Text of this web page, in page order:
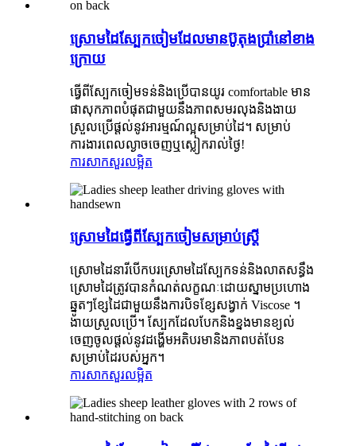
ស្រោមដៃស្បែកចៀមដែលមានប៊ូតុងប្រាំនៅខាង
ក្រោយ
ធ្វើពីស្បែកចៀមទន់និងប្រើបានយូរ comfortable មាន
ផាសុកភាពបំផុតជាមួយនឹងភាពសមរលុងនិងងាយ
ស្រួលប្រើផ្តល់នូវអារម្មណ៍ល្អសម្រាប់ដៃ។ សម្រាប់
ការងារពេលល្ងាចចេញឬស្លៀករាល់ថ្ងៃ!
ការសាកសួរលម្អិត
ស្រោមដៃធ្វើពីស្បែកចៀមសម្រាប់ស្ត្រី
ស្រោមដៃនារីបើកបរស្រោមដៃស្បែកទន់និងលាតសន្ធឹង
ស្រោមដៃត្រូវបានកំណត់លក្ខណៈដោយស្នាមប្រហោង
ឆ្នូតៗខ្សែដៃជាមួយនឹងការបិទខ្សែសង្វាក់ Viscose ។
ងាយស្រួលប្រើ។ ស្បែកដែលបែកនិងខ្នងមានខ្យល់
ចេញចូលផ្តល់នូវដង្ហើមអតិបរមានិងភាពបត់បែន
សម្រាប់ដៃរបស់អ្នក។
ការសាកសួរលម្អិត